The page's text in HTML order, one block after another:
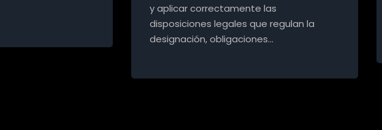
y aplicar correctamente las
disposiciones legales que regulan la
designación, obligaciones…